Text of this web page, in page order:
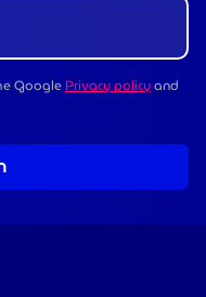
GooglePrivacy policyand